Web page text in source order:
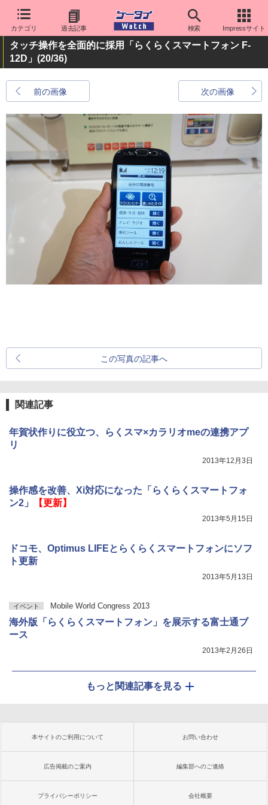
カテゴリ 過去記事 検索 Impressサイト
タッチ操作を全面的に採用「らくらくスマートフォン F-
12D」 (20/36)
前の画像 次の画像
この写真の記事へ
関連記事
年賀状作りに役立つ、らくスマ×カラリオmeの連携アプ
リ
2013年12月3日
操作感を改善、Xi対応になった「らくらくスマートフォ
ン2」
【更新】
2013年5月15日
ドコモ、Optimus LIFEとらくらくスマートフォンにソフ
ト更新
2013年5月13日
イベント Mobile World Congress 2013
海外版「らくらくスマートフォン」を展示する富士通ブ
ース
2013年2月26日
もっと関連記事を見る
本サイトのご利用について お問い合わせ
広告掲載のご案内 編集部へのご連絡
プライバシーポリシー 会社概要